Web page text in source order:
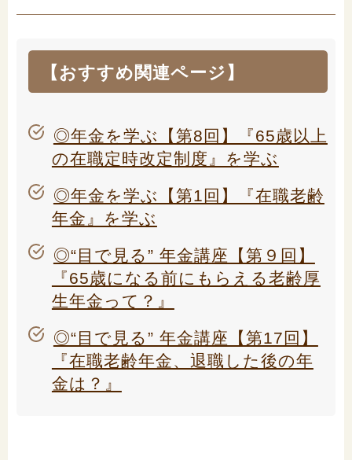
【おすすめ関連ページ】
◎年金を学ぶ【第8回】『65歳以上
の在職定時改定制度』を学ぶ
◎年金を学ぶ【第1回】『在職老齢
年金』を学ぶ
◎“目で見る” 年金講座【第９回】
『65歳になる前にもらえる老齢厚
生年金って？』
◎“目で見る” 年金講座【第17回】
『在職老齢年金、退職した後の年
金は？』